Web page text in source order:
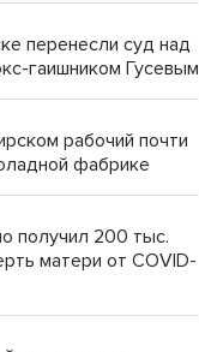
перенесли суд над
гаишником Гусевым
рабочий почти
фабрике
получил 200 тыс.
матери от COVID-